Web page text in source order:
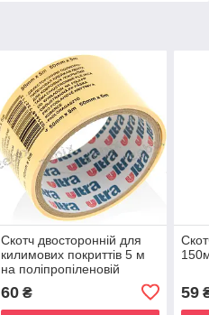
Скотч двосторонній для
килимових покриттів 5 м
на поліпропіленовій
60₴ 59